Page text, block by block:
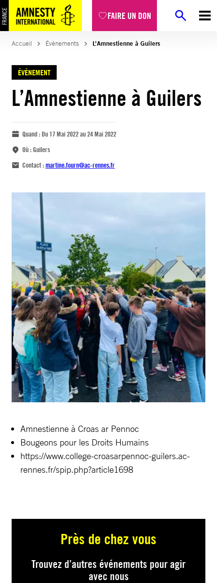
FAIRE UN DON
Accueil Évènements L’Amnestienne à Guilers
ÉVÈNEMENT
L’Amnestienne à Guilers
Quand :Du 17 Mai 2022 au 24 Mai 2022
Où :Guilers
Contact :martine.fourn@ac-rennes.fr
Amnestienne à Croas ar Pennoc
Bougeons pour les Droits Humains
https://www.college-croasarpennoc-guilers.ac-
rennes.fr/spip.php?article1698
Près de chez vous
Trouvez d’autres événements pour agir
avec nous